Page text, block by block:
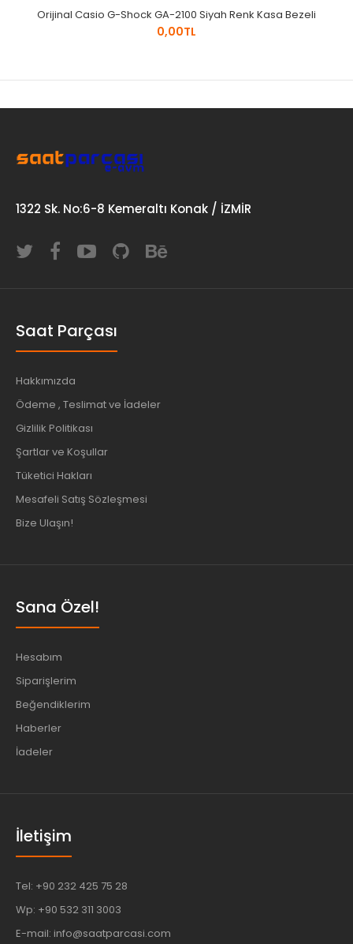
Orijinal Casio G-Shock GA-2100 Siyah Renk Kasa Bezeli
0,00TL
1322 Sk. No:6-8 Kemeraltı Konak / İZMİR
Saat Parçası
Hakkımızda
Ödeme , Teslimat ve İadeler
Gizlilik Politikası
Şartlar ve Koşullar
Tüketici Hakları
Mesafeli Satış Sözleşmesi
Bize Ulaşın!
Sana Özel!
Hesabım
Siparişlerim
Beğendiklerim
Haberler
İadeler
İletişim
Tel: +90 232 425 75 28
Wp: +90 532 311 3003
E-mail: info@saatparcasi.com